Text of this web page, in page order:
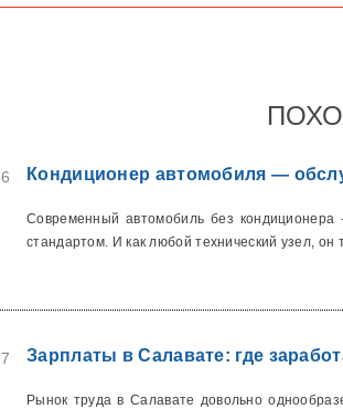
Кондиционер автомобиля —
Современный автомобиль без кондиционера
стандартом. И как любой технический узел, он
Зарплаты в Салавате: где
Рынок труда в Салавате довольно